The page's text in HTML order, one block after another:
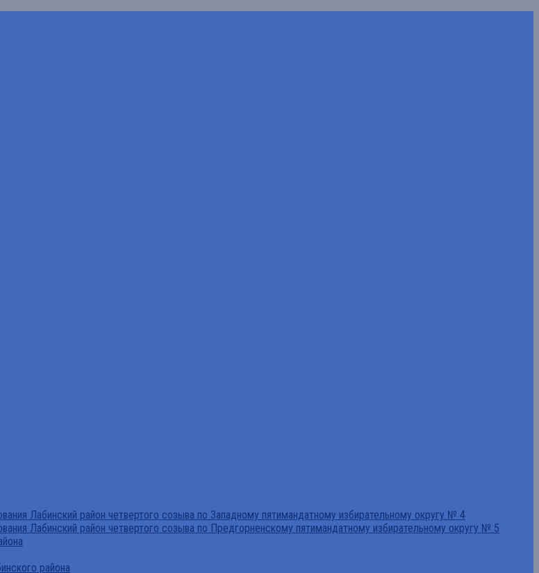
Лабинский район четвертого созыва по Западному пятимандатному избирательному округу № 4
Лабинский район четвертого созыва по Предгорненскому пятимандатному избирательному округу № 5
района